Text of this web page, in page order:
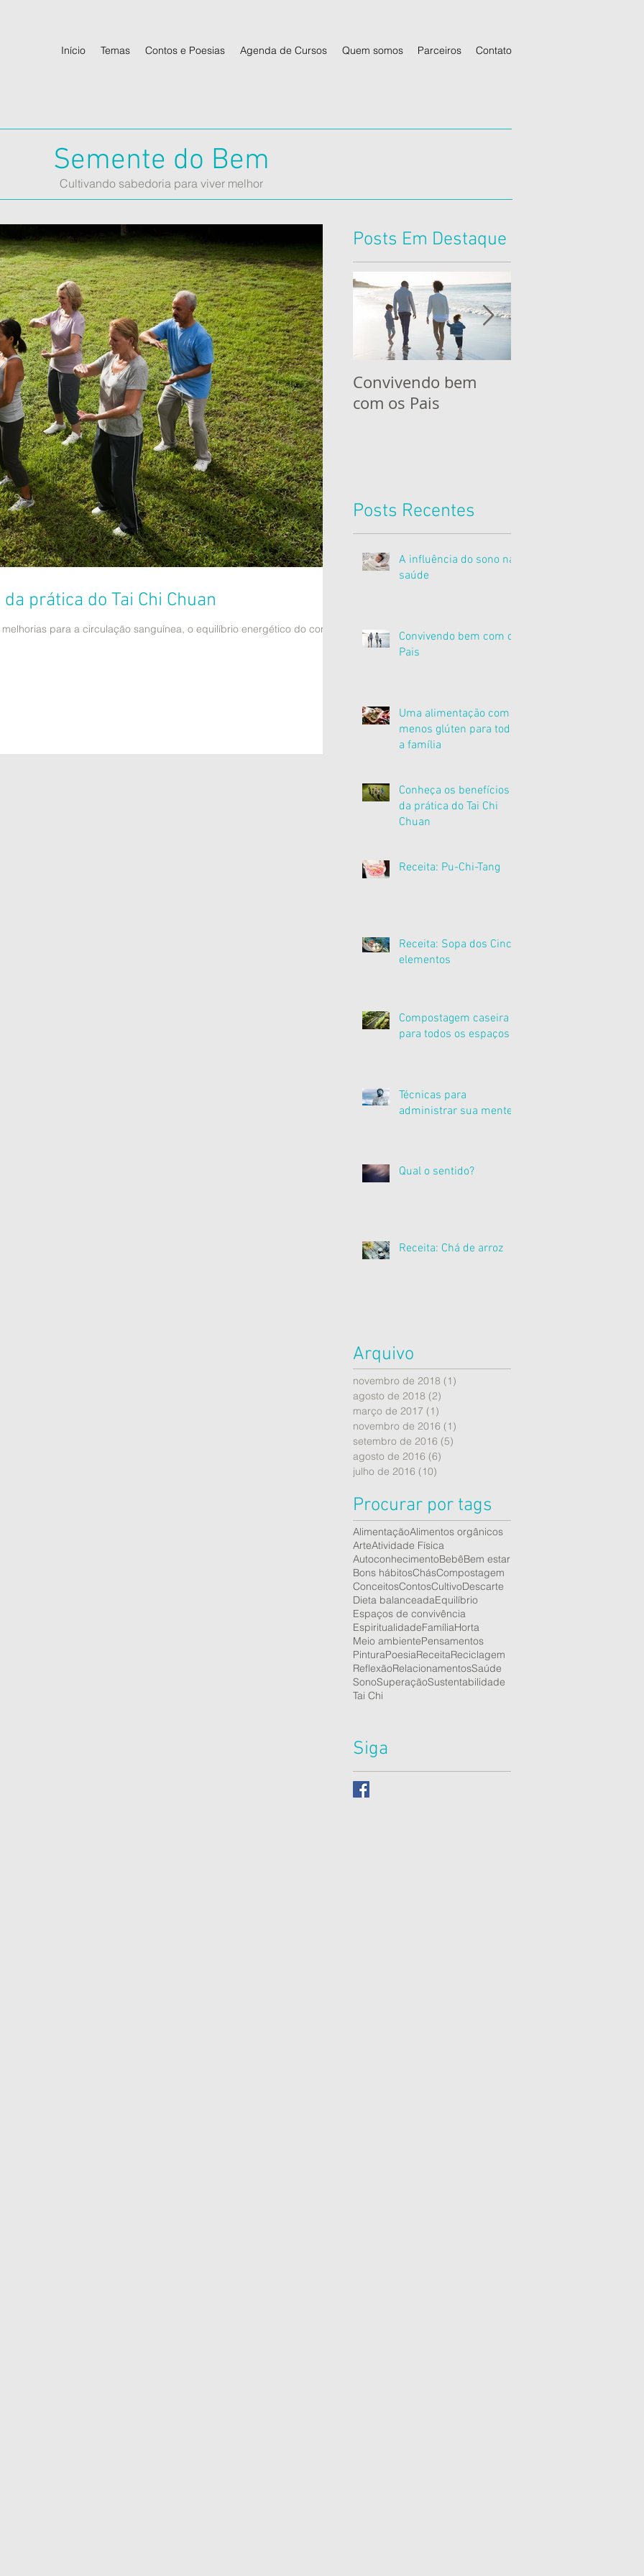
Início Temas Contos e Poesias Agenda de Cursos Quem somos Parceiros Contato
Cultivando sabedoria para viver melhor
Semente do Bem
prática do Tai Chi Chuan
para a circulação sanguínea, o equilíbrio energético do corpo
Posts Em Destaque
Convivendo bem
com os Pais
Posts Recentes
A influência do sono na
saúde
Convivendo bem com os
Pais
Uma alimentação com
menos glúten para toda
a família
Conheça os benefícios
da prática do Tai Chi
Chuan
Receita: Pu-Chi-Tang
Receita: Sopa dos Cinco
elementos
Compostagem caseira
para todos os espaços
Técnicas para
administrar sua mente
Qual o sentido?
Receita: Chá de arroz
Arquivo
novembro de 2018 (1)
agosto de 2018 (2)
março de 2017 (1)
novembro de 2016 (1)
setembro de 2016 (5)
agosto de 2016 (6)
julho de 2016 (10)
Procurar por tags
AlimentaçãoAlimentos orgânicos
ArteAtividade Física
AutoconhecimentoBebêBem estar
Bons hábitosChásCompostagem
ConceitosContosCultivoDescarte
Dieta balanceadaEquilíbrio
Espaços de convivência
EspiritualidadeFamíliaHorta
Meio ambientePensamentos
PinturaPoesiaReceitaReciclagem
ReflexãoRelacionamentosSaúde
SonoSuperaçãoSustentabilidade
Tai Chi
Siga